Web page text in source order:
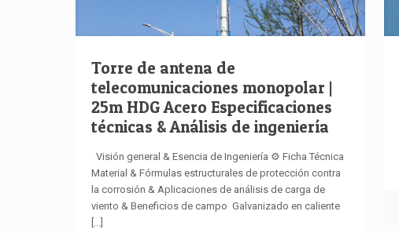
Torre de antena de
telecomunicaciones monopolar |
25m HDG Acero Especificaciones
técnicas & Análisis de ingeniería
Visión general & Esencia de Ingeniería ⚙️ Ficha Técnica ️
Material & Fórmulas estructurales de protección contra
la corrosión & Aplicaciones de análisis de carga de
viento & Beneficios de campo ️ Galvanizado en caliente
[...]